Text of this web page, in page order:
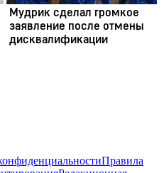
Правила